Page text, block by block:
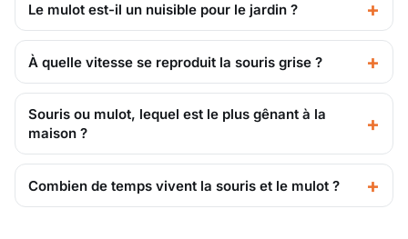
Le mulot est-il un nuisible pour le jardin ?
À quelle vitesse se reproduit la souris grise ?
Souris ou mulot, lequel est le plus gênant à la
maison ?
Combien de temps vivent la souris et le mulot ?